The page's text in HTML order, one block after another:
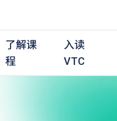
了解课
程
入读
VTC